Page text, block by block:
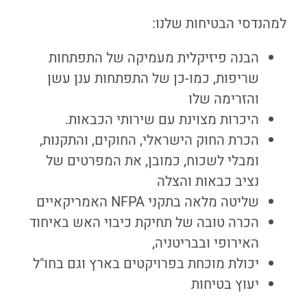
למהנדסי הבטיחות שלנו:
הבנה פיזיקלית מעמיקה של התפתחות
שריפות, כמו-כן של התפתחות ענן עשן
והזרימה שלו
היכרות מצוינת עם שירותי הכבאות.
הכרת החוק הישראלי, החוקים, והתקנות,
ומבלי לשכוח, כמובן, את המפרטים של
נציב כבאות והצלה
שליטה מלאה בתקני NFPA האמריקאיים
הכרה טובה של תחיקת כיבוי האש באיחוד
האירופי ובבריטניה,
יכולת מוכחת בפרויקטים בארץ וגם בחו"ל
יעוץ בטיחות